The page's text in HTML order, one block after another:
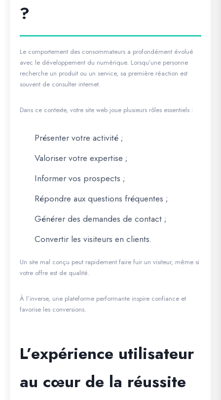
?
Le comportement des consommateurs a profondément évolué
avec le développement du numérique. Lorsqu’une personne
recherche un produit ou un service, sa première réaction est
souvent de consulter internet.
Dans ce contexte, votre site web joue plusieurs rôles essentiels :
Présenter votre activité ;
Valoriser votre expertise ;
Informer vos prospects ;
Répondre aux questions fréquentes ;
Générer des demandes de contact ;
Convertir les visiteurs en clients.
Un site mal conçu peut rapidement faire fuir un visiteur, même si
votre offre est de qualité.
À l’inverse, une plateforme performante inspire confiance et
favorise les conversions.
L’expérience utilisateur
au cœur de la réussite